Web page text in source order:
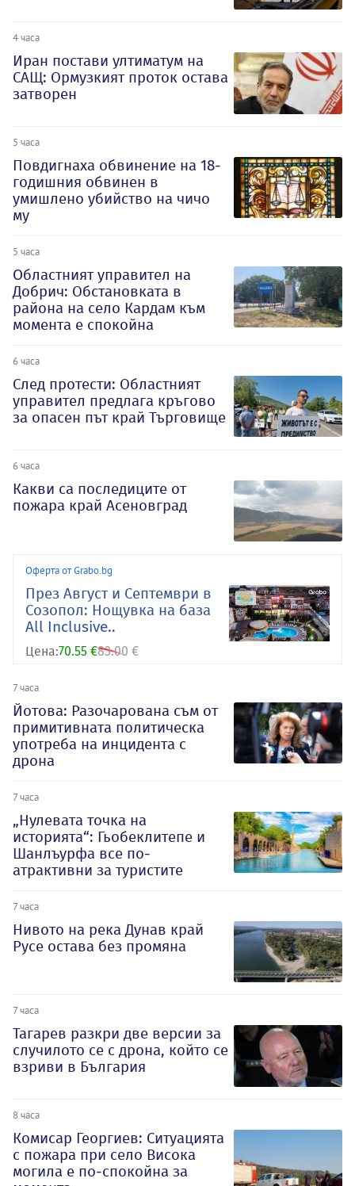
4 часа
Иран постави ултиматум на
САЩ: Ормузкият проток остава
затворен
5 часа
Повдигнаха обвинение на 18-
годишния обвинен в
умишлено убийство на чичо
му
5 часа
Oбластният управител на
Добрич: Обстановката в
района на село Кардам към
момента е спокойна
6 часа
След протести: Областният
управител предлага кръгово
за опасен път край Търговище
6 часа
Какви са последиците от
пожара край Асеновград
Оферта от Grabo.bg
През Август и Септември в
Созопол: Нощувка на база
All Inclusive..
Цена:70.55 €83.00 €
7 часа
Йотова: Разочарована съм от
примитивната политическа
употреба на инцидента с
дрона
7 часа
„Нулевата точка на
историята“: Гьобеклитепе и
Шанлъурфа все по-
атрактивни за туристите
7 часа
Нивото на река Дунав край
Русе остава без промяна
7 часа
Тагарев разкри две версии за
случилото се с дрона, който се
взриви в България
8 часа
Комисар Георгиев: Ситуацията
с пожара при село Висока
могила е по-спокойна за